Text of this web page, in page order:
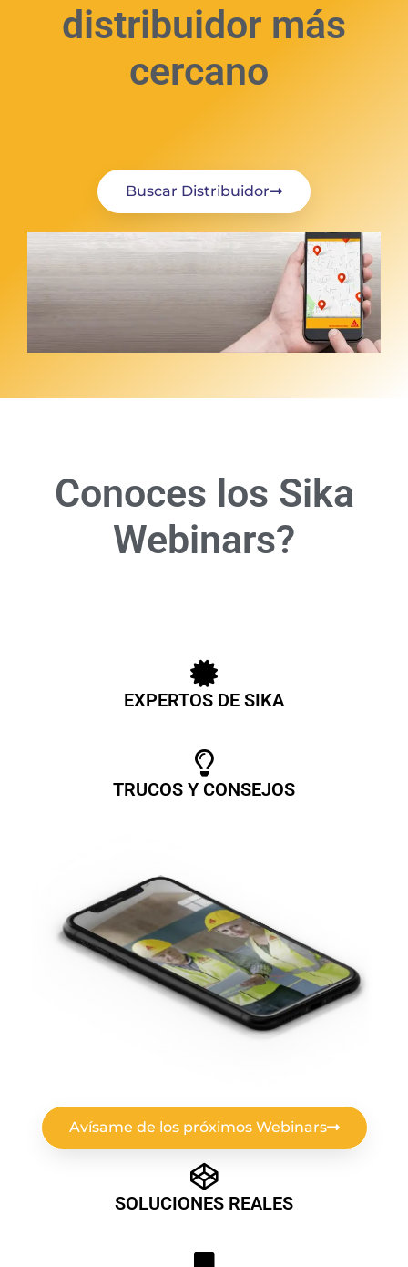
distribuidor más
cercano
Buscar Distribuidor
Conoces los Sika
Webinars?
EXPERTOS DE SIKA
TRUCOS Y CONSEJOS
Avísame de los próximos Webinars
SOLUCIONES REALES